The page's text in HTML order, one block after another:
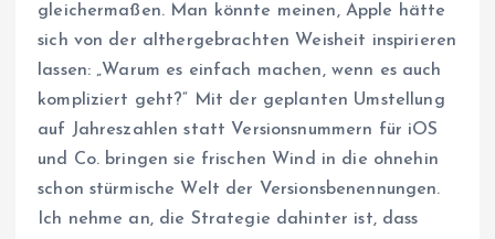
gleichermaßen. Man könnte meinen, Apple hätte
sich von der althergebrachten Weisheit inspirieren
lassen: „Warum es einfach machen, wenn es auch
kompliziert geht?“ Mit der geplanten Umstellung
auf Jahreszahlen statt Versionsnummern für iOS
und Co. bringen sie frischen Wind in die ohnehin
schon stürmische Welt der Versionsbenennungen.
Ich nehme an, die Strategie dahinter ist, dass